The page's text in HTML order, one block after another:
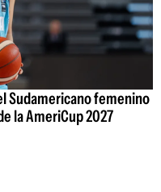
Sudamericano femenino
la AmeriCup 2027